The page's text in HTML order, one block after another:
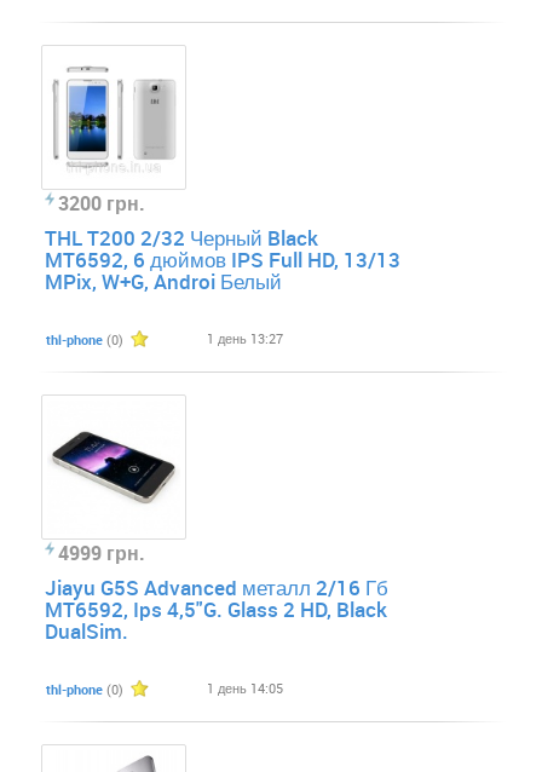
3200 грн.
THL T200 2/32 Черный Black
MT6592, 6 дюймов IPS Full HD, 13/13
MPix, W+G, Androi Белый
thl-phone (0) 1 день 13:27
4999 грн.
Jiayu G5S Advanced металл 2/16 Гб
MT6592, Ips 4,5"G. Glass 2 HD, Black
DualSim.
thl-phone (0) 1 день 14:05